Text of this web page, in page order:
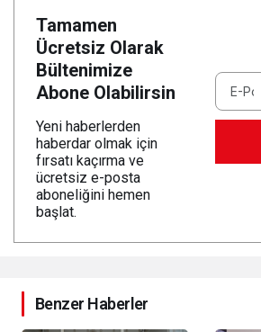
Tamamen
Ücretsiz Olarak
Bültenimize
Abone Olabilirsin
Yeni haberlerden
haberdar olmak için
fırsatı kaçırma ve
ücretsiz e-posta
aboneliğini hemen
başlat.
Benzer Haberler